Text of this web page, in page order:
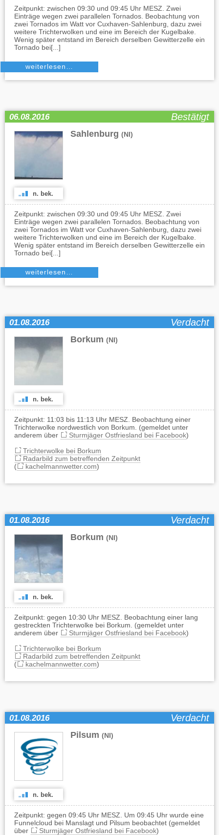
Zeitpunkt: zwischen 09:30 und 09:45 Uhr MESZ. Zwei
Einträge wegen zwei parallelen Tornados. Beobachtung von
zwei Tornados im Watt vor Cuxhaven-Sahlenburg, dazu zwei
weitere Trichterwolken und eine im Bereich der Kugelbake.
Wenig später entstand im Bereich derselben Gewitterzelle ein
Tornado bei[...]
weiterlesen…
06.08.2016 Bestätigt
Sahlenburg (NI)
n. bek.
Zeitpunkt: zwischen 09:30 und 09:45 Uhr MESZ. Zwei
Einträge wegen zwei parallelen Tornados. Beobachtung von
zwei Tornados im Watt vor Cuxhaven-Sahlenburg, dazu zwei
weitere Trichterwolken und eine im Bereich der Kugelbake.
Wenig später entstand im Bereich derselben Gewitterzelle ein
Tornado bei[...]
weiterlesen…
01.08.2016 Verdacht
Borkum (NI)
n. bek.
Zeitpunkt: 11:03 bis 11:13 Uhr MESZ. Beobachtung einer
Trichterwolke nordwestlich von Borkum. (gemeldet unter
anderem über
Sturmjäger Ostfriesland bei Facebook)
Trichterwolke bei Borkum
Radarbild zum betreffenden Zeitpunkt
(
kachelmannwetter.com)
01.08.2016 Verdacht
Borkum (NI)
n. bek.
Zeitpunkt: gegen 10:30 Uhr MESZ. Beobachtung einer lang
gestreckten Trichterwolke bei Borkum. (gemeldet unter
anderem über
Sturmjäger Ostfriesland bei Facebook)
Trichterwolke bei Borkum
Radarbild zum betreffenden Zeitpunkt
(
kachelmannwetter.com)
01.08.2016 Verdacht
Pilsum (NI)
n. bek.
Zeitpunkt: gegen 09:45 Uhr MESZ. Um 09:45 Uhr wurde eine
Funnelcloud bei Manslagt und Pilsum beobachtet (gemeldet
über
Sturmjäger Ostfriesland bei Facebook)